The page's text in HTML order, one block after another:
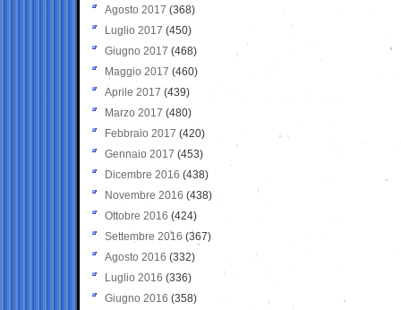
Agosto 2017 (368)
Luglio 2017 (450)
Giugno 2017 (468)
Maggio 2017 (460)
Aprile 2017 (439)
Marzo 2017 (480)
Febbraio 2017 (420)
Gennaio 2017 (453)
Dicembre 2016 (438)
Novembre 2016 (438)
Ottobre 2016 (424)
Settembre 2016 (367)
Agosto 2016 (332)
Luglio 2016 (336)
Giugno 2016 (358)